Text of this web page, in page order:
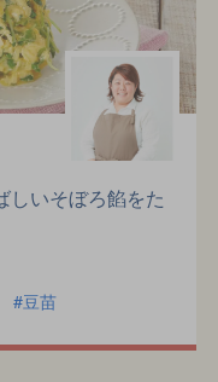
しいそぼろ餡をた
豆苗